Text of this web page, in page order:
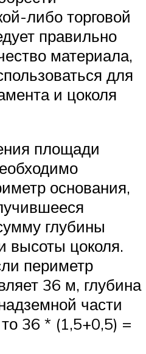
либо торговой
правильно
материала,
для
и цоколя
площади
основания,
глубины
высоты цоколя.
периметр
36 м, глубина
части
36 * (1,5+0,5) =